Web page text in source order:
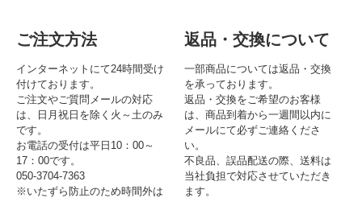
ご注文方法
インターネットにて24時間受け
付けております。
ご注文やご質問メールの対応
は、日月祝日を除く火～土のみ
です。
お電話の受付は平日10：00～
17：00です。
050-3704-7363
※いたずら防止のため時間外は
返品・交換について
一部商品については返品・交換
を承っております。
返品・交換をご希望のお客様
は、商品到着から一週間以内に
メールにて必ずご連絡くださ
い。
不良品、誤品配送の際、送料は
当社負担で対応させていただき
ます。